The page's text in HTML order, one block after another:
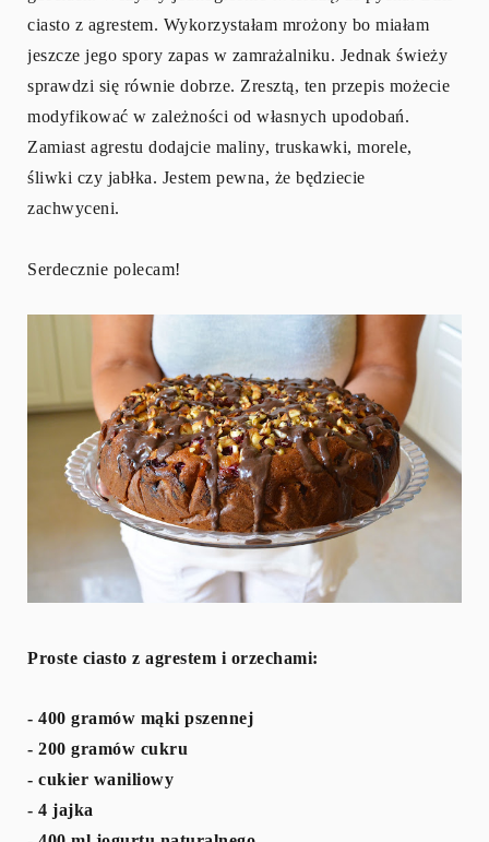
ciasto z agrestem. Wykorzystałam mrożony bo miałam
jeszcze jego spory zapas w zamrażalniku. Jednak świeży
sprawdzi się równie dobrze. Zresztą, ten przepis możecie
modyfikować w zależności od własnych upodobań.
Zamiast agrestu dodajcie maliny, truskawki, morele,
śliwki czy jabłka. Jestem pewna, że będziecie
zachwyceni.
Serdecznie polecam!
Proste ciasto z agrestem i orzechami:
- 400 gramów mąki pszennej
- 200 gramów cukru
- cukier waniliowy
- 4 jajka